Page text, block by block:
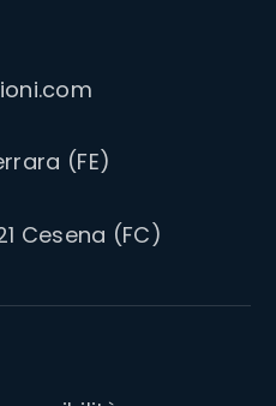
(FE)
Cesena (FC)